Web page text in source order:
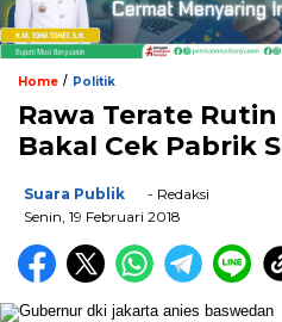
Home / Politik
Rawa Terate
Bakal Cek Pabrik
Suara Publik
- Redaksi
Senin, 19 Februari 2018